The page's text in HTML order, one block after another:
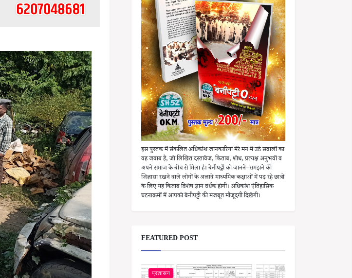
इस पुस्तक में संकलित अधिकांश जानकारियां मेरे मन में उठे सवालों का
वह जवाब है, जो लिखित दस्तावेज, किताब, शोध, प्रत्यक्ष अनुभवों व
अपने समाज के बीच से मिला है। बेनीपट्टी को जानने–समझने की
जिज्ञासा रखने वाले लोगों के अलावे माध्यमिक कक्षाओं में पढ़ रहे छात्रों
के लिए यह किताब विशेष ज्ञान वर्धक होगी। अधिकांश ऐतिहासिक
घटनाक्रमों में आपको बेनीपट्टी की मजबूत मौजूदगी दिखेगी।
FEATURED POST
प्रशासन